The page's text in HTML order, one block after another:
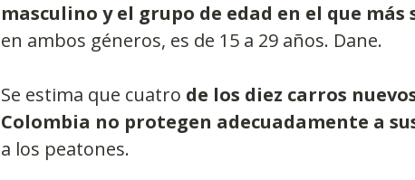
masculino y el grupo de edad en el que
en ambos géneros, es de 15 a 29 años. Dane.
Se estima que cuatro de los diez carros
Colombia no protegen adecuadamente a
a los peatones.